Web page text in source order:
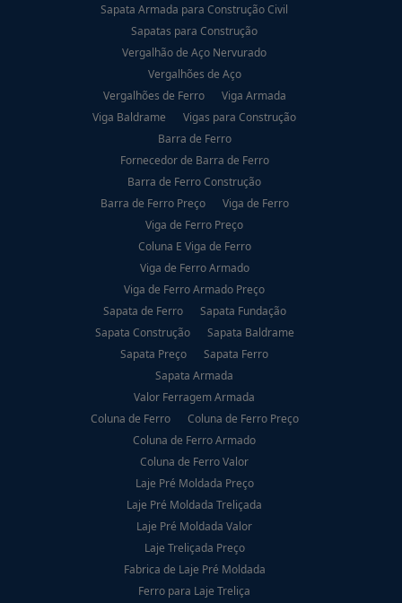
Sapata Armada para Construção Civil
Sapatas para Construção
Vergalhão de Aço Nervurado
Vergalhões de Aço
Vergalhões de Ferro
Viga Armada
Viga Baldrame
Vigas para Construção
Barra de Ferro
Fornecedor de Barra de Ferro
Barra de Ferro Construção
Barra de Ferro Preço
Viga de Ferro
Viga de Ferro Preço
Coluna E Viga de Ferro
Viga de Ferro Armado
Viga de Ferro Armado Preço
Sapata de Ferro
Sapata Fundação
Sapata Construção
Sapata Baldrame
Sapata Preço
Sapata Ferro
Sapata Armada
Valor Ferragem Armada
Coluna de Ferro
Coluna de Ferro Preço
Coluna de Ferro Armado
Coluna de Ferro Valor
Laje Pré Moldada Preço
Laje Pré Moldada Treliçada
Laje Pré Moldada Valor
Laje Treliçada Preço
Fabrica de Laje Pré Moldada
Ferro para Laje Treliça